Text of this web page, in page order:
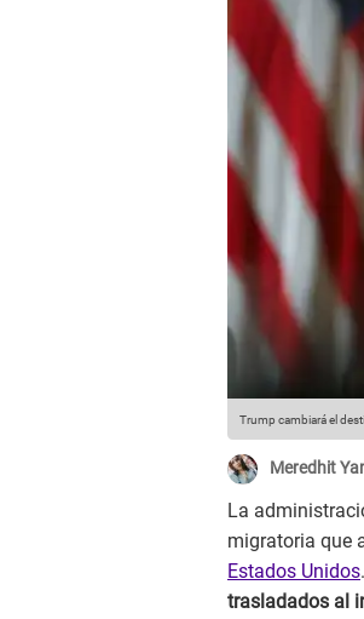
Trump cambiará el
Meredhit
La
migratoria que
Estados Unidos
trasladados al